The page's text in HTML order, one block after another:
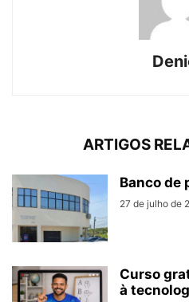
ARTIGOS
Banco de
27 de julho de
Curso
à